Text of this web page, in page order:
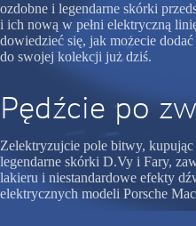
ozdobne i legendarne skórki
i ich nową w pełni elektryczną
dowiedzieć się, jak możecie
do swojej kolekcji już dziś.
Pędźcie po
Zelektryzujcie pole bitwy,
legendarne skórki D.Vy i Fary,
lakieru i niestandardowe efekty
elektrycznych modeli Porsche